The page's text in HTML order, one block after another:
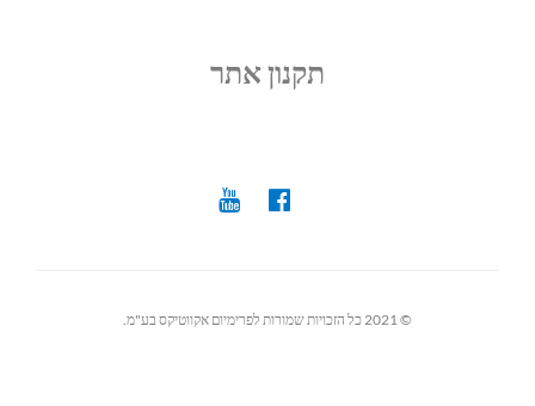
תקנון אתר
© 2021 כל הזכויות שמורות לפרימיום אקווטיקס בע"מ.